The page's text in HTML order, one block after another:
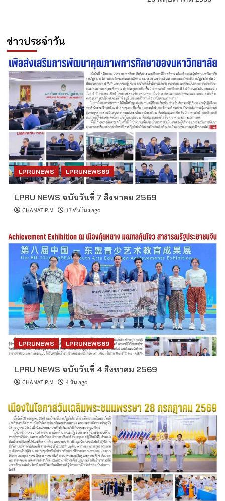
ข่าวประจำวัน
LPRUNEWS LPRUNEWS69
LPRU NEWS ฉบับวันที่ 7 สิงหาคม 2569
CHANATIP.M 17 ชั่วโมง ago
LPRUNEWS LPRUNEWS69
LPRU NEWS ฉบับวันที่ 4 สิงหาคม 2569
CHANATIP.M 4 วัน ago